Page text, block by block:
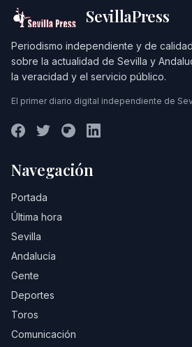
SevillaPress
Periodismo independiente y de
sobre la actualidad de Sevilla y
la veracidad y el servicio público.
El primer diario digital independiente de
Navegación
Portada
Última hora
Sevilla
Andalucía
Gente
Deportes
Toros
Comunicación